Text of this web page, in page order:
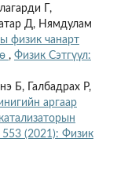
Г,
Д, Нямдулам
физик чанарт
, Физик Сэтгүүл:
Б, Галбадрах Р,
аргаар
553 (2021): Физик